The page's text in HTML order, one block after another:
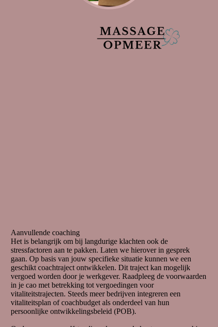
Aanvullende coaching
Het is belangrijk om bij langdurige klachten ook de
stressfactoren aan te pakken. Laten we hierover in gesprek
gaan. Op basis van jouw specifieke situatie kunnen we een
geschikt coachtraject ontwikkelen. Dit traject kan mogelijk
vergoed worden door je werkgever. Raadpleeg de voorwaarden
in je cao met betrekking tot vergoedingen voor
vitaliteitstrajecten. Steeds meer bedrijven integreren een
vitaliteitsplan of coachbudget als onderdeel van hun
persoonlijke ontwikkelingsbeleid (POB).